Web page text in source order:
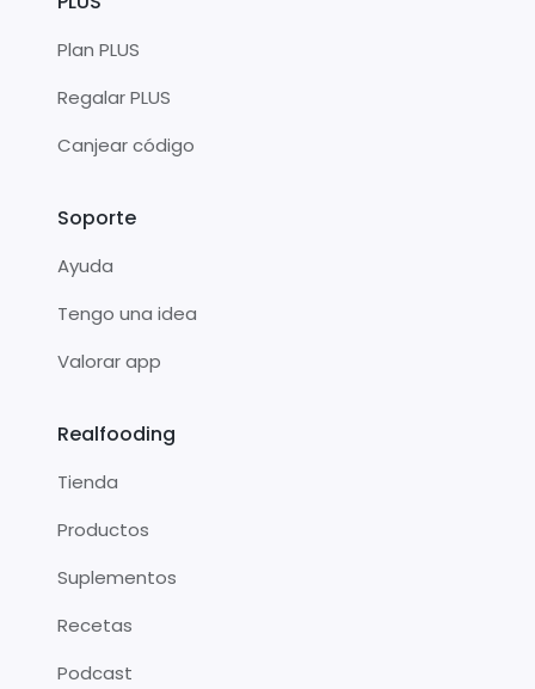
Plan PLUS
Regalar PLUS
Canjear código
Soporte
Ayuda
Tengo una idea
Valorar app
Realfooding
Tienda
Productos
Suplementos
Recetas
Podcast